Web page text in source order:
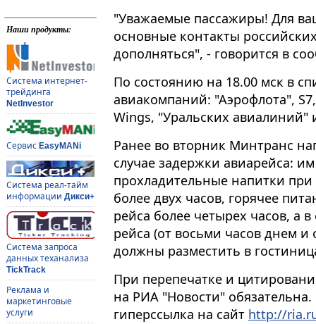
Наши продукты:
Система интернет-
трейдинга
NetInvestor
Сервис EasyMANi
Система реал-тайм
информации Дикси+
Система запроса
данных теханализа
TickTrack
Реклама и
маркетинговые
услуги
"Уважаемые пассажиры! Для
основные контакты
дополняться", - говорится в
По состоянию на 18.00 мск в
авиакомпаний: "Аэрофлота",
Wings, "Уральских авиалиний"
Ранее во вторник Минтранс
случае задержки авиарейса:
прохладительные напитки
более двух часов, горячее
рейса более четырех часов, а
рейса (от восьми часов днем
должны разместить в
При перепечатке и
на РИА "Новости"
гиперссылка на сайт http://